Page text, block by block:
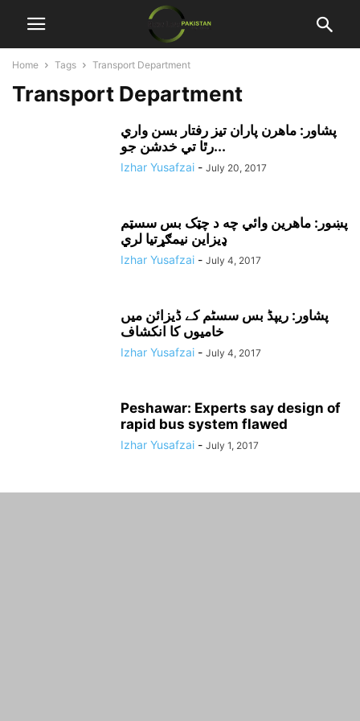
Home Tags Transport Department
Transport Department
پشاور: ماهرن پاران تيز رفتار بسن واري
رٿا تي خدشن جو...
Izhar Yusafzai - July 20, 2017
پښور: ماهرين وائي چه د چټک بس سسټم
ډيزاين نيمګړتيا لري
Izhar Yusafzai - July 4, 2017
پشاور: ریپڈ بس سسٹم کے ڈیزائن میں
خامیوں کا انکشاف
Izhar Yusafzai - July 4, 2017
Peshawar: Experts say design of
rapid bus system flawed
Izhar Yusafzai - July 1, 2017